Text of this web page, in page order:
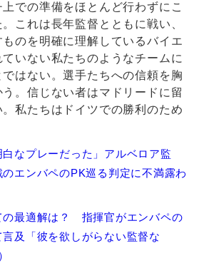
上での準備をほとんど行わずにこ
これは長年監督とともに戦い、
のを明確に理解しているバイエ
いない私たちのようなチームに
はない。選手たちへの信頼を胸
。信じない者はマドリードに留
。私たちはドイツでの勝利のため
白なプレーだった」アルベロア監
エンバペのPK巡る判定に不満露わ
の最適解は？ 指揮官がエンバペの
及「彼を欲しがらない監督な